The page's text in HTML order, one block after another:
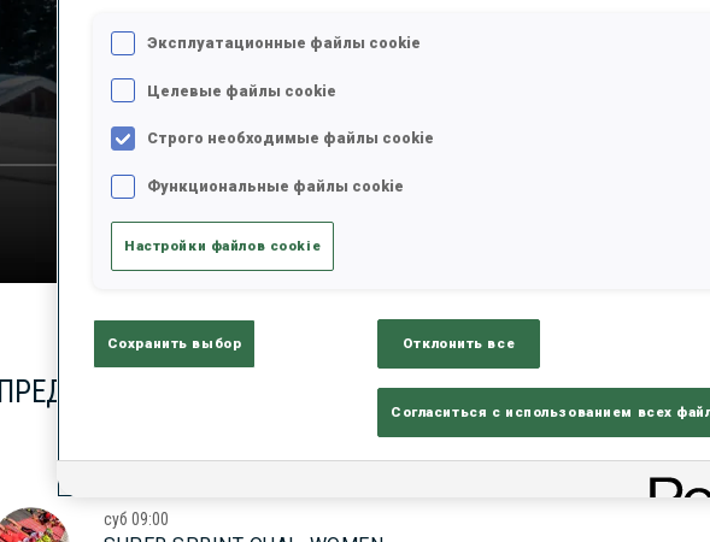
MUNICH
ПРЕДСТОЯЩИЕ СОРЕВНОВАНИЯ
суб 09:00
Эксплуатационные файлы cookie
Целевые файлы cookie
Строго необходимые файлы cookie
Функциональные файлы cookie
Настройки файлов cookie
Сохранить выбор Отклонить все
Согласиться с использованием всех